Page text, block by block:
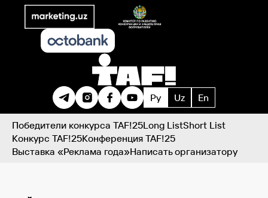
Ру Uz En
Победители конкурса TAF!25Long ListShort List
Конкурс TAF!25Конференция TAF!25
Выставка «Реклама года»Написать организатору